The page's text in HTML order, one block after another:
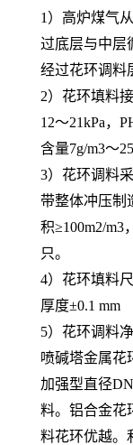
1）高炉煤气
过底层与中层
经过花环调料
2）花环填料
12～21kPa，
含量7g/m3～
3）花环调料
带整体冲压制
积≥100m2/m3
只。
4）花环填料
厚度±0.1 mm
5）花环调料净
喷碱塔金属花
加强型直径
料。铝合金花
料花环优越。